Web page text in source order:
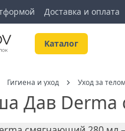
Доставка и оплата
Kаталог
Гигиена и уход Уход за телом
Дав